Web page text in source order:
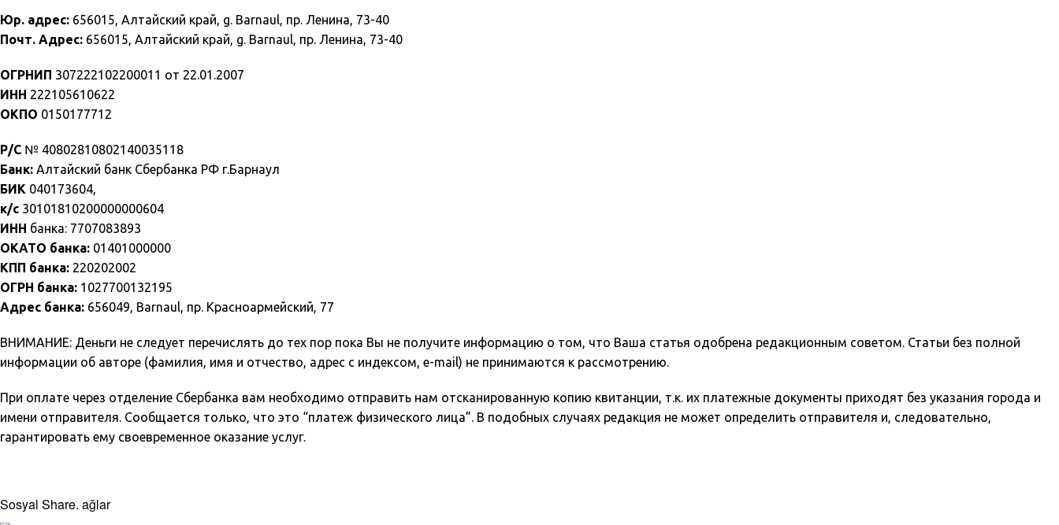
Юр. адрес: 656015, Алтайский край, g. Barnaul, пр. Ленина, 73-40
Почт. Адрес: 656015, Алтайский край, g. Barnaul, пр. Ленина, 73-40
ОГРНИП 307222102200011 от 22.01.2007
ИНН 222105610622
ОКПО 0150177712
Р/С № 40802810802140035118
Банк: Алтайский банк Сбербанка РФ г.Барнаул
БИК 040173604,
к/с 30101810200000000604
ИНН банка: 7707083893
ОКАТО банка: 01401000000
КПП банка: 220202002
ОГРН банка: 1027700132195
Адрес банка: 656049, Barnaul, пр. Красноармейский, 77
ВНИМАНИЕ: Деньги не следует перечислять до тех пор пока Вы не получите информацию о том, что Ваша статья одобрена редакционным советом. Статьи без полной
информации об авторе (фамилия, имя и отчество, адрес с индексом, e-mail) не принимаются к рассмотрению.
При оплате через отделение Сбербанка вам необходимо отправить нам отсканированную копию квитанции, т.к. их платежные документы приходят без указания города и
имени отправителя. Сообщается только, что это “платеж физического лица”. В подобных случаях редакция не может определить отправителя и, следовательно,
гарантировать ему своевременное оказание услуг.
Sosyal Share. ağlar